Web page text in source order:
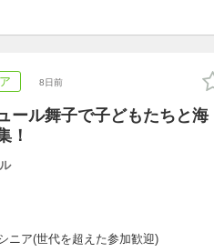
8日前
ル舞子で子どもたちと海
！
ニア(世代を超えた参加歓迎)